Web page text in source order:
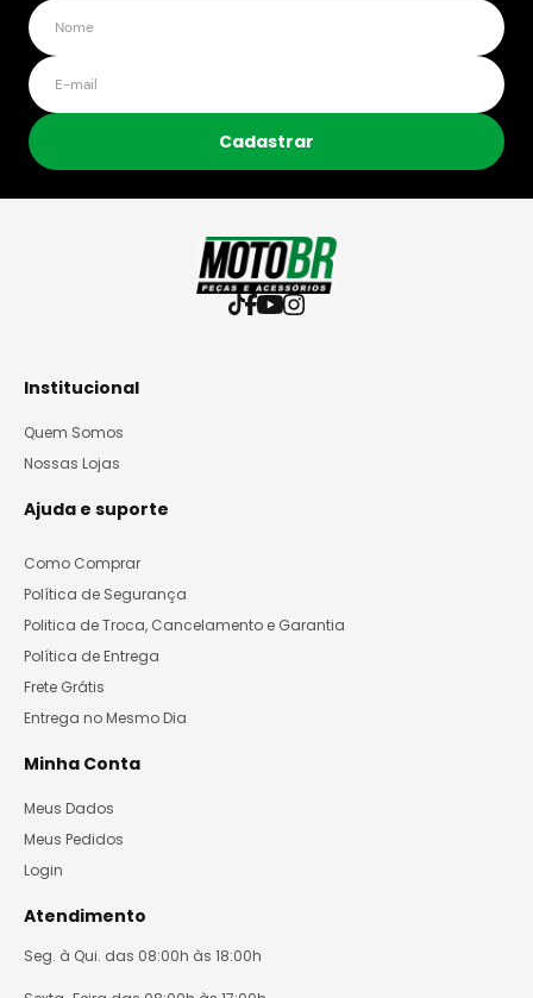
Cadastrar
Institucional
Quem Somos
Nossas Lojas
Ajuda e suporte
Como Comprar
Política de Segurança
Politica de Troca, Cancelamento e Garantia
Política de Entrega
Frete Grátis
Entrega no Mesmo Dia
Minha Conta
Meus Dados
Meus Pedidos
Login
Atendimento
Seg. à Qui. das 08:00h às 18:00h